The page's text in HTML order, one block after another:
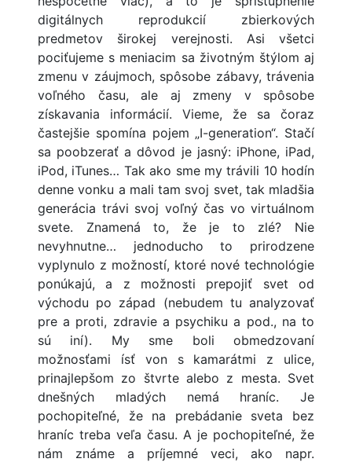
digitálnych reprodukcií zbierkových
predmetov širokej verejnosti. Asi všetci
pociťujeme s meniacim sa životným štýlom aj
zmenu v záujmoch, spôsobe zábavy, trávenia
voľného času, ale aj zmeny v spôsobe
získavania informácií. Vieme, že sa čoraz
častejšie spomína pojem „I-generation“. Stačí
sa poobzerať a dôvod je jasný: iPhone, iPad,
iPod, iTunes… Tak ako sme my trávili 10 hodín
denne vonku a mali tam svoj svet, tak mladšia
generácia trávi svoj voľný čas vo virtuálnom
svete. Znamená to, že je to zlé? Nie
nevyhnutne… jednoducho to prirodzene
vyplynulo z možností, ktoré nové technológie
ponúkajú, a z možnosti prepojiť svet od
východu po západ (nebudem tu analyzovať
pre a proti, zdravie a psychiku a pod., na to
sú iní). My sme boli obmedzovaní
možnosťami ísť von s kamarátmi z ulice,
prinajlepšom zo štvrte alebo z mesta. Svet
dnešných mladých nemá hraníc. Je
pochopiteľné, že na prebádanie sveta bez
hraníc treba veľa času. A je pochopiteľné, že
nám známe a príjemné veci, ako napr.